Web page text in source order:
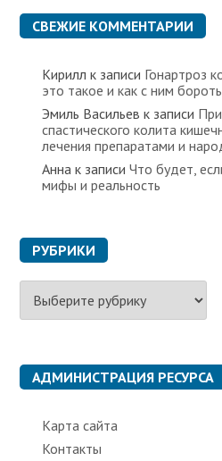
СВЕЖИЕ КОММЕНТАРИИ
Кирилл к записи Гонартроз
это такое и как с ним
Эмиль Васильев к записи
спастического колита
лечения препаратами и
Анна к записиЧто будет,
мифы и реальность
РУБРИКИ
Р
б
к
и АДМИНИСТРАЦИЯ РЕСУРСА
Карта сайта
Контакты